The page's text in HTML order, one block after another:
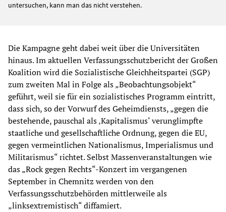
untersuchen, kann man das nicht verstehen.
Die Kampagne geht dabei weit über die Universitäten
hinaus. Im aktuellen Verfassungsschutzbericht der Großen
Koalition wird die Sozialistische Gleichheitspartei (SGP)
zum zweiten Mal in Folge als „Beobachtungsobjekt“
geführt, weil sie für ein sozialistisches Programm eintritt,
dass sich, so der Vorwurf des Geheimdiensts, „gegen die
bestehende, pauschal als ‚Kapitalismus‘ verunglimpfte
staatliche und gesellschaftliche Ordnung, gegen die EU,
gegen vermeintlichen Nationalismus, Imperialismus und
Militarismus“ richtet. Selbst Massenveranstaltungen wie
das „Rock gegen Rechts“-Konzert im vergangenen
September in Chemnitz werden von den
Verfassungsschutzbehörden mittlerweile als
„linksextremistisch“ diffamiert.